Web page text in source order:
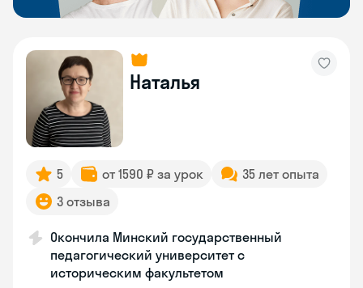
Наталья
5 от 1590 ₽ за урок
35 лет опыта
3 отзыва
Окончила Минский государственный
педагогический университет с
историческим факультетом